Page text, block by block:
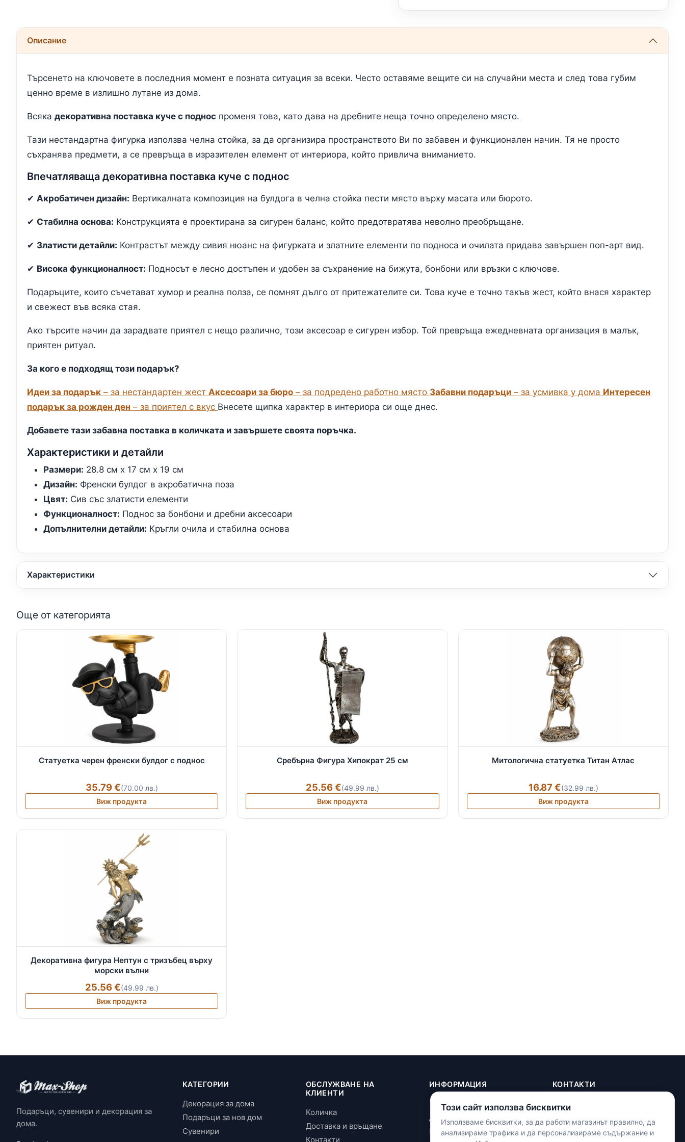
Описание
Търсенето на ключовете в последния момент е позната ситуация за всеки. Често оставяме вещите си на случайни места и след това губим
ценно време в излишно лутане из дома.
Всяка декоративна поставка куче с поднос променя това, като дава на дребните неща точно определено място.
Тази нестандартна фигурка използва челна стойка, за да организира пространството Ви по забавен и функционален начин. Тя не просто
съхранява предмети, а се превръща в изразителен елемент от интериора, който привлича вниманието.
Впечатляваща декоративна поставка куче с поднос
✔ Акробатичен дизайн: Вертикалната композиция на булдога в челна стойка пести място върху масата или бюрото.
✔ Стабилна основа: Конструкцията е проектирана за сигурен баланс, който предотвратява неволно преобръщане.
✔ Златисти детайли: Контрастът между сивия нюанс на фигурката и златните елементи по подноса и очилата придава завършен поп-арт вид.
✔ Висока функционалност: Подносът е лесно достъпен и удобен за съхранение на бижута, бонбони или връзки с ключове.
Подаръците, които съчетават хумор и реална полза, се помнят дълго от притежателите си. Това куче е точно такъв жест, който внася характер
и свежест във всяка стая.
Ако търсите начин да зарадвате приятел с нещо различно, този аксесоар е сигурен избор. Той превръща ежедневната организация в малък,
приятен ритуал.
За кого е подходящ този подарък?
Идеи за подарък – за нестандартен жест Аксесоари за бюро – за подредено работно място Забавни подаръци – за усмивка у дома Интересен
подарък за рожден ден – за приятел с вкус Внесете щипка характер в интериора си още днес.
Добавете тази забавна поставка в количката и завършете своята поръчка.
Характеристики и детайли
Размери: 28.8 см x 17 см x 19 см
Дизайн: Френски булдог в акробатична поза
Цвят: Сив със златисти елементи
Функционалност: Поднос за бонбони и дребни аксесоари
Допълнителни детайли: Кръгли очила и стабилна основа
Характеристики
Още от категорията
Статуетка черен френски булдог с поднос
35.79 €(70.00 лв.)
Виж продукта
Сребърна Фигура Хипократ 25 см
25.56 €(49.99 лв.)
Виж продукта
Митологична статуетка Титан Атлас
16.87 €(32.99 лв.)
Виж продукта
Декоративна фигура Нептун с тризъбец върху
морски вълни
25.56 €(49.99 лв.)
Виж продукта
Подаръци, сувенири и декорация за
дома.
КАТЕГОРИИ
Декорация за дома
Подаръци за нов дом
Сувенири
ОБСЛУЖВАНЕ НА
КЛИЕНТИ
Количка
Доставка и връщане
Контакти
ИНФОРМАЦИЯ
За нас
Доставка
Поверителност
КОНТАКТИ
улица Панайот Волов 42,
Този сайт използва бисквитки
Използваме бисквитки, за да работи магазинът правилно, да
анализираме трафика и да персонализираме съдържание и